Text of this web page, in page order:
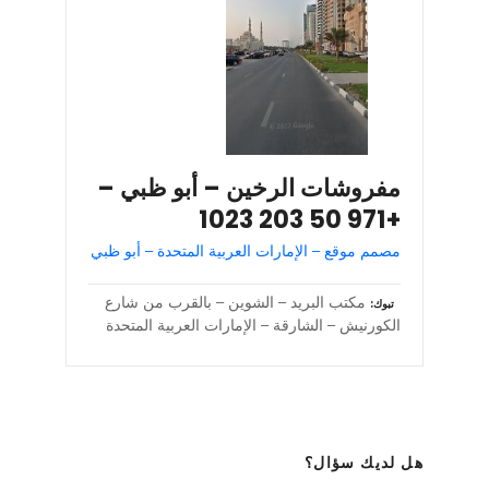
مفروشات الرخين – أبو ظبي –
+971 50 203 1023
مصمم موقع – الإمارات العربية المتحدة – أبو ظبي
تبوك
مكتب البريد – الشوين – بالقرب من شارع
الكورنيش – الشارقة – الإمارات العربية المتحدة
هل لديك سؤال؟